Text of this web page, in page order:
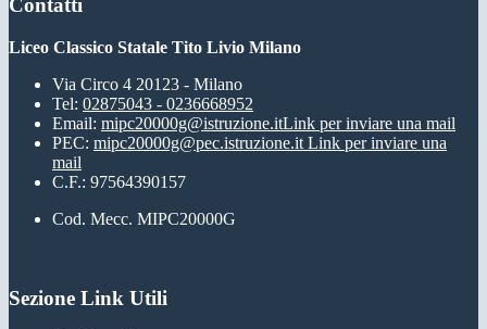
Contatti
Liceo Classico Statale Tito Livio Milano
Via Circo 4 20123 - Milano
Tel: 02875043 - 0236668952
Email: mipc20000g@istruzione.itLink per inviare una mail
PEC: mipc20000g@pec.istruzione.it Link per inviare una
mail
C.F.: 97564390157
Cod. Mecc. MIPC20000G
Sezione Link Utili